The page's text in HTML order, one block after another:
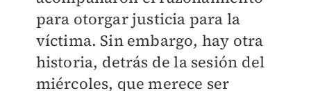
para otorgar justicia para la
víctima. Sin embargo, hay otra
historia, detrás de la sesión del
miércoles, que merece ser